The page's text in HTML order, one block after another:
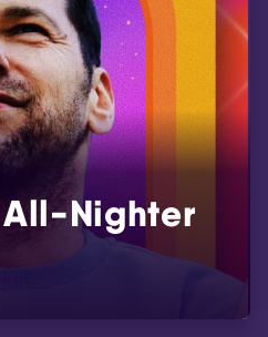
All-Nighter